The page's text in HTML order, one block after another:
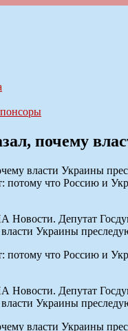
песни
почему
потому что Россию и
Депутат Госдумы
Украины
потому что Россию и
Депутат Госдумы
Украины